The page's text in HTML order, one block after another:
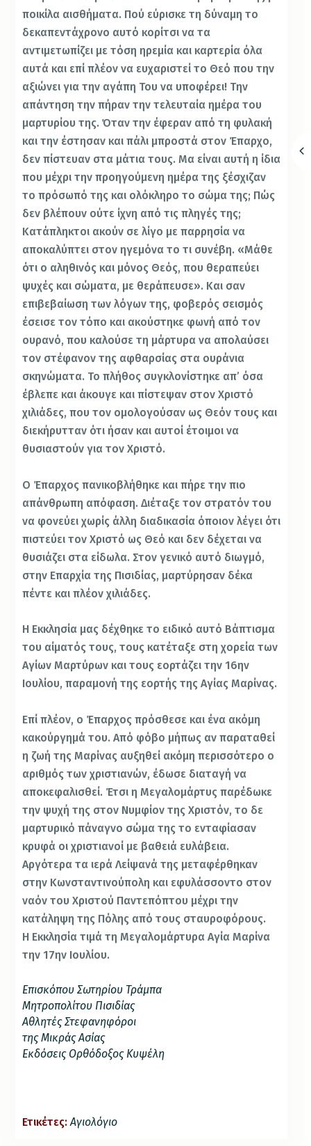
ποικίλα αισθήματα. Πού εύρισκε τη δύναμη το
δεκαπεντάχρονο αυτό κορίτσι να τα
αντιμετωπίζει με τόση ηρεμία και καρτερία όλα
αυτά και επί πλέον να ευχαριστεί το Θεό που την
αξιώνει για την αγάπη Του να υποφέρει! Την
απάντηση την πήραν την τελευταία ημέρα του
μαρτυρίου της. Όταν την έφεραν από τη φυλακή
και την έστησαν και πάλι μπροστά στον Έπαρχο,
δεν πίστευαν στα μάτια τους. Μα είναι αυτή η ίδια
που μέχρι την προηγούμενη ημέρα της ξέσχιζαν
το πρόσωπό της και ολόκληρο το σώμα της; Πώς
δεν βλέπουν ούτε ίχνη από τις πληγές της;
Κατάπληκτοι ακούν σε λίγο με παρρησία να
αποκαλύπτει στον ηγεμόνα το τι συνέβη. «Μάθε
ότι ο αληθινός και μόνος Θεός, που θεραπεύει
ψυχές και σώματα, με θεράπευσε». Και σαν
επιβεβαίωση των λόγων της, φοβερός σεισμός
έσεισε τον τόπο και ακούστηκε φωνή από τον
ουρανό, που καλούσε τη μάρτυρα να απολαύσει
τον στέφανον της αφθαρσίας στα ουράνια
σκηνώματα. Το πλήθος συγκλονίστηκε απ’ όσα
έβλεπε και άκουγε και πίστεψαν στον Χριστό
χιλιάδες, που τον ομολογούσαν ως Θεόν τους και
διεκήρυτταν ότι ήσαν και αυτοί έτοιμοι να
θυσιαστούν για τον Χριστό.
Ο Έπαρχος πανικοβλήθηκε και πήρε την πιο
απάνθρωπη απόφαση. Διέταξε τον στρατόν του
να φονεύει χωρίς άλλη διαδικασία όποιον λέγει ότι
πιστεύει τον Χριστό ως Θεό και δεν δέχεται να
θυσιάζει στα είδωλα. Στον γενικό αυτό διωγμό,
στην Επαρχία της Πισιδίας, μαρτύρησαν δέκα
πέντε και πλέον χιλιάδες.
Η Εκκλησία μας δέχθηκε το ειδικό αυτό Βάπτισμα
του αίματός τους, τους κατέταξε στη χορεία των
Αγίων Μαρτύρων και τους εορτάζει την 16ην
Ιουλίου, παραμονή της εορτής της Αγίας Μαρίνας.
Επί πλέον, ο Έπαρχος πρόσθεσε και ένα ακόμη
κακούργημά του. Από φόβο μήπως αν παραταθεί
η ζωή της Μαρίνας αυξηθεί ακόμη περισσότερο ο
αριθμός των χριστιανών, έδωσε διαταγή να
αποκεφαλισθεί. Έτσι η Μεγαλομάρτυς παρέδωκε
την ψυχή της στον Νυμφίον της Χριστόν, το δε
μαρτυρικό πάναγνο σώμα της το ενταφίασαν
κρυφά οι χριστιανοί με βαθειά ευλάβεια.
Αργότερα τα ιερά Λείψανά της μεταφέρθηκαν
στην Κωνσταντινούπολη και εφυλάσσοντο στον
ναόν του Χριστού Παντεπόπτου μέχρι την
κατάληψη της Πόλης από τους σταυροφόρους.
Η Εκκλησία τιμά τη Μεγαλομάρτυρα Αγία Μαρίνα
την 17ην Ιουλίου.
Επισκόπου Σωτηρίου Τράμπα
Μητροπολίτου Πισιδίας
Αθλητές Στεφανηφόροι
της Μικράς Ασίας
Εκδόσεις Ορθόδοξος Κυψέλη
Ετικέτες: Αγιολόγιο